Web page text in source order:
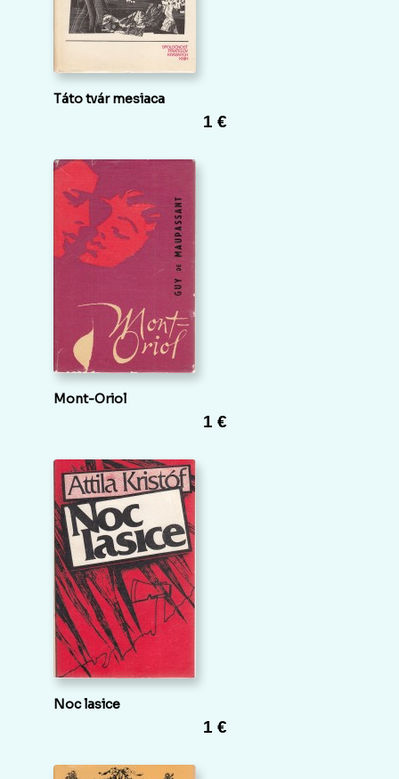
Táto tvár mesiaca
1 €
Mont-Oriol
1 €
Noc lasice
1 €